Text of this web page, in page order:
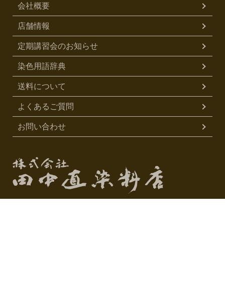
会社概要
店舗情報
定期講習会のお知らせ
染色用語辞典
送料について
よくあるご質問
お問い合わせ